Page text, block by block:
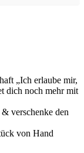
„Ich erlaube mir,
dich noch mehr mit
verschenke den
von Hand